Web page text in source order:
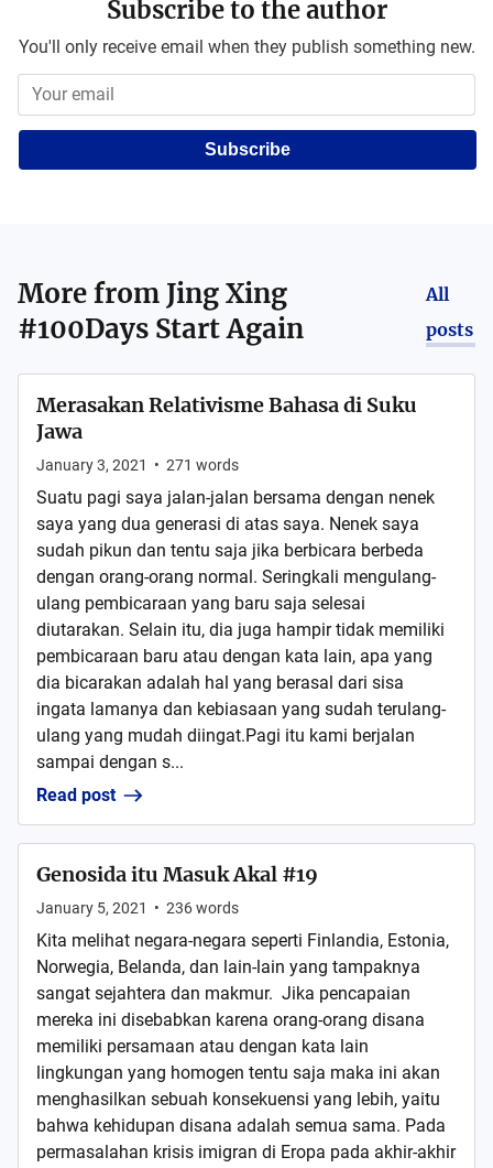
Subscribe to the author
You'll only receive email when they publish something new.
Subscribe
More from Jing Xing
#100Days Start Again
All
posts
Merasakan Relativisme Bahasa di Suku
Jawa
January 3, 2021 • 271 words
Suatu pagi saya jalan-jalan bersama dengan nenek
saya yang dua generasi di atas saya. Nenek saya
sudah pikun dan tentu saja jika berbicara berbeda
dengan orang-orang normal. Seringkali mengulang-
ulang pembicaraan yang baru saja selesai
diutarakan. Selain itu, dia juga hampir tidak memiliki
pembicaraan baru atau dengan kata lain, apa yang
dia bicarakan adalah hal yang berasal dari sisa
ingata lamanya dan kebiasaan yang sudah terulang-
ulang yang mudah diingat.Pagi itu kami berjalan
sampai dengan s...
Read post
Genosida itu Masuk Akal #19
January 5, 2021 • 236words
Kita melihat negara-negara seperti Finlandia, Estonia,
Norwegia, Belanda, dan lain-lain yang tampaknya
sangat sejahtera dan makmur. Jika pencapaian
mereka ini disebabkan karena orang-orang disana
memiliki persamaan atau dengan kata lain
lingkungan yang homogen tentu saja maka ini akan
menghasilkan sebuah konsekuensi yang lebih, yaitu
bahwa kehidupan disana adalah semua sama. Pada
permasalahan krisis imigran di Eropa pada akhir-akhir